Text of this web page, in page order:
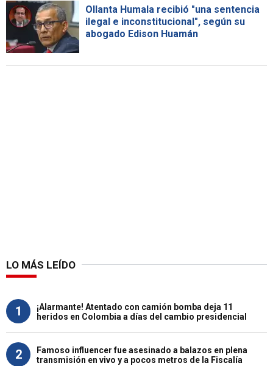
Ollanta Humala recibió "una sentencia
ilegal e inconstitucional", según su
abogado Edison Huamán
LO MÁS LEÍDO
1
¡Alarmante! Atentado con camión bomba deja 11
heridos en Colombia a días del cambio presidencial
2
Famoso influencer fue asesinado a balazos en plena
transmisión en vivo y a pocos metros de la Fiscalía